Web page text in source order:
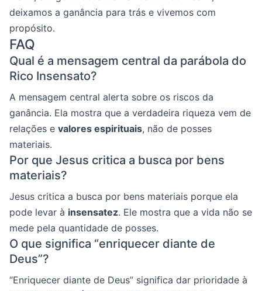
deixamos a ganância para trás e vivemos com
propósito.
FAQ
Qual é a mensagem central da parábola do
Rico Insensato?
A mensagem central alerta sobre os riscos da
ganância. Ela mostra que a verdadeira riqueza vem de
relações e valores espirituais, não de posses
materiais.
Por que Jesus critica a busca por bens
materiais?
Jesus critica a busca por bens materiais porque ela
pode levar à insensatez. Ele mostra que a vida não se
mede pela quantidade de posses.
O que significa “enriquecer diante de
Deus”?
“Enriquecer diante de Deus” significa dar prioridade à